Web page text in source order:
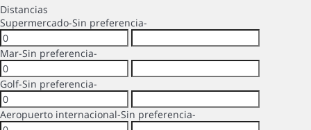
Distancias
Supermercado-Sin preferencia-
Mar-Sin preferencia-
Golf-Sin preferencia-
Aeropuerto internacional-Sin preferencia-